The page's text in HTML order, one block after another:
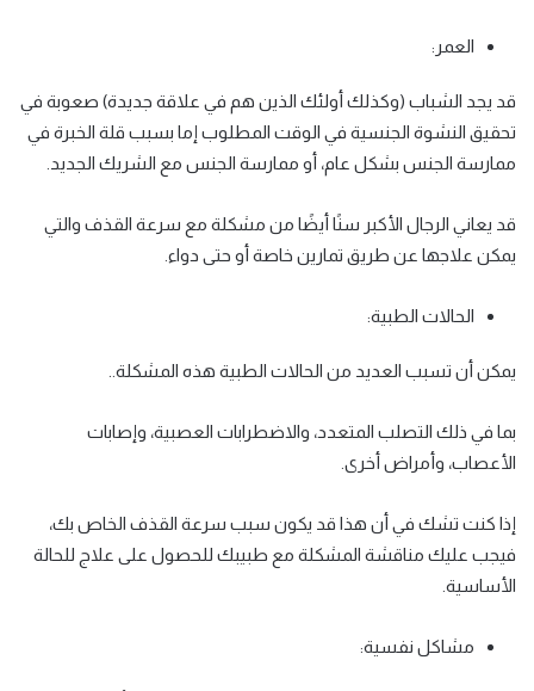
العمر:
قد يجد الشباب (وكذلك أولئك الذين هم في علاقة جديدة) صعوبة في
تحقيق النشوة الجنسية في الوقت المطلوب إما بسبب قلة الخبرة في
ممارسة الجنس بشكل عام، أو ممارسة الجنس مع الشريك الجديد.
قد يعاني الرجال الأكبر سنًا أيضًا من مشكلة مع سرعة القذف والتي
يمكن علاجها عن طريق تمارين خاصة أو حتى دواء.
الحالات الطبية:
يمكن أن تسبب العديد من الحالات الطبية هذه المشكلة..
بما في ذلك التصلب المتعدد، والاضطرابات العصبية، وإصابات
الأعصاب، وأمراض أخرى.
إذا كنت تشك في أن هذا قد يكون سبب سرعة القذف الخاص بك،
فيجب عليك مناقشة المشكلة مع طبيبك للحصول على علاج للحالة
الأساسية.
مشاكل نفسية: